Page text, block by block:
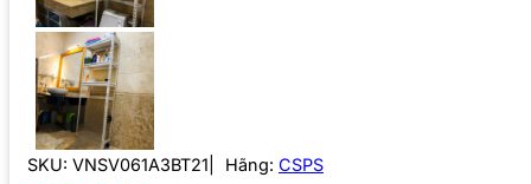
SKU: VNSV061A3BT21 Hãng: CSPS